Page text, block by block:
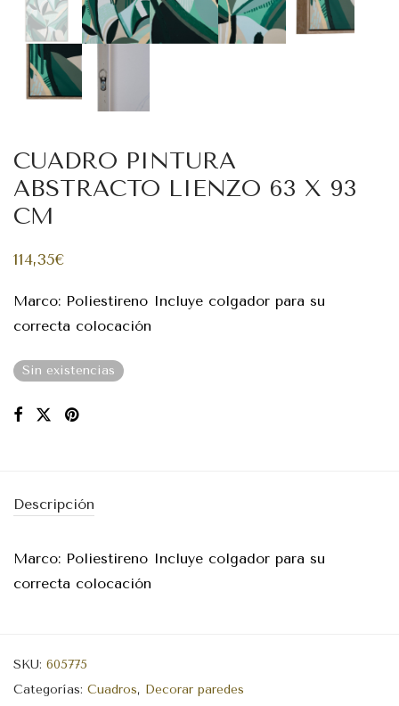
CUADRO PINTURA
ABSTRACTO LIENZO 63 X 93
CM
114,35€
Marco: Poliestireno Incluye colgador para su
correcta colocación
Sin existencias
Descripción
Marco: Poliestireno Incluye colgador para su
correcta colocación
SKU: 605775
Categorías: Cuadros, Decorar paredes